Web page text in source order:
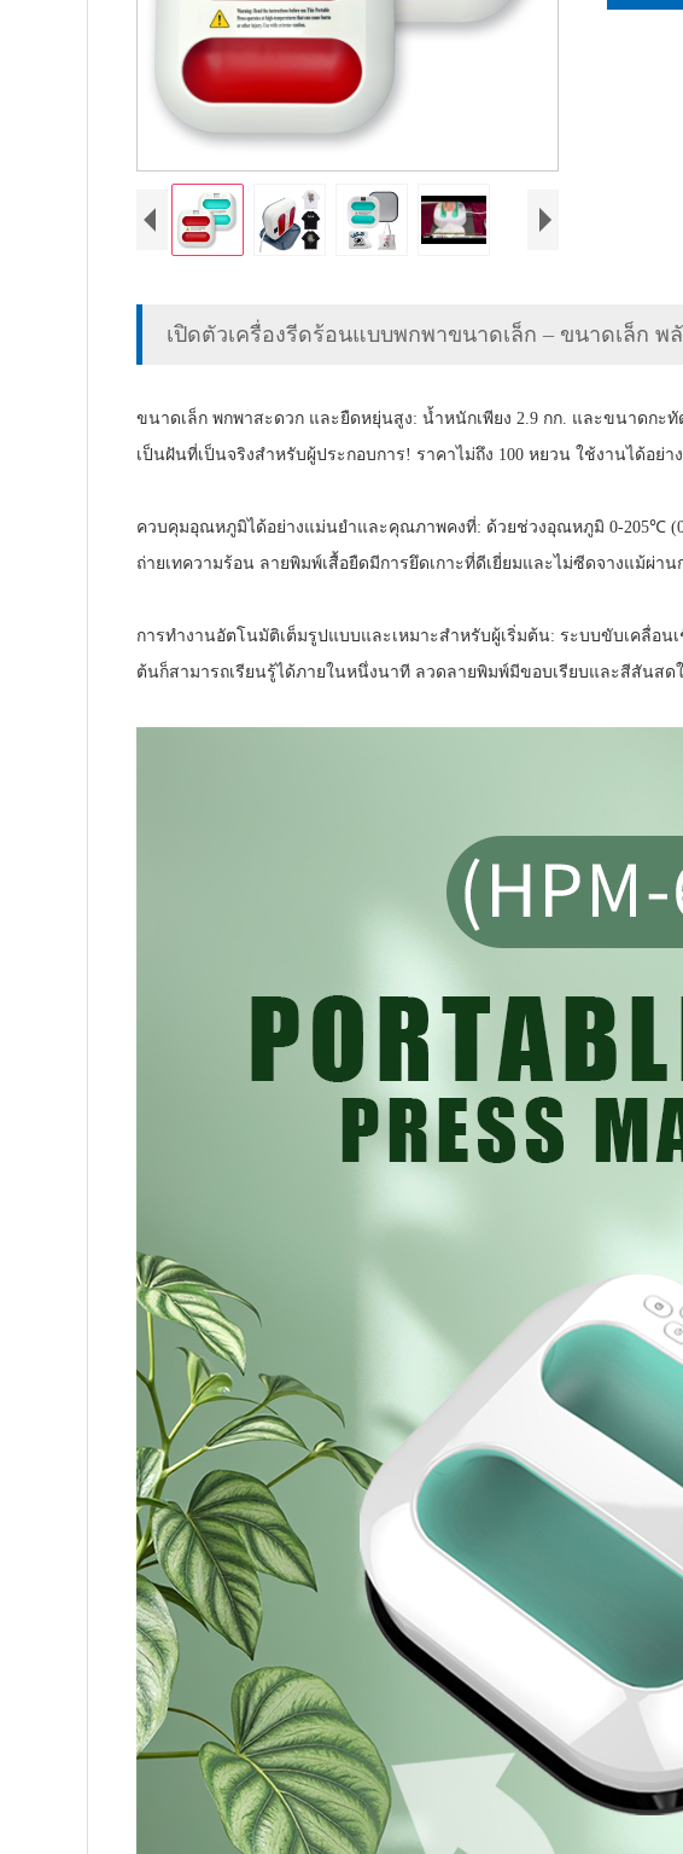
เปิดตัวเครื่องรีดร้อนแบบพกพาขนาดเล็ก – ขนาดเล็ก พ
ขนาดเล็ก พกพาสะดวก และยืดหยุ่นสูง: น้ำหนักเพียง 2.9 กก. และขนาดกะ
เป็นฝันที่เป็นจริงสำหรับผู้ประกอบการ! ราคาไม่ถึง 100 หยวน ใช้งานได้อ
ควบคุมอุณหภูมิได้อย่างแม่นยำและคุณภาพคงที่: ด้วยช่วงอุณหภูมิ 0-205℃
ถ่ายเทความร้อน ลายพิมพ์เสื้อยืดมีการยึดเกาะที่ดีเยี่ยมและไม่ซีดจางแม้ผ่า
การทำงานอัตโนมัติเต็มรูปแบบและเหมาะสำหรับผู้เริ่มต้น: ระบบขับเคลื่อ
ต้นก็สามารถเรียนรู้ได้ภายในหนึ่งนาที ลวดลายพิมพ์มีขอบเรียบและสีสันส